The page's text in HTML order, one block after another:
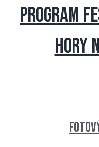
PROGRAM
HORY